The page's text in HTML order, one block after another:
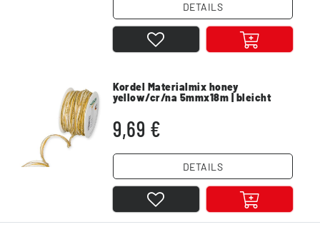
DETAILS
Kordel Materialmix honey
yellow/cr/na 5mmx18m | bleicht
9,69 €
DETAILS